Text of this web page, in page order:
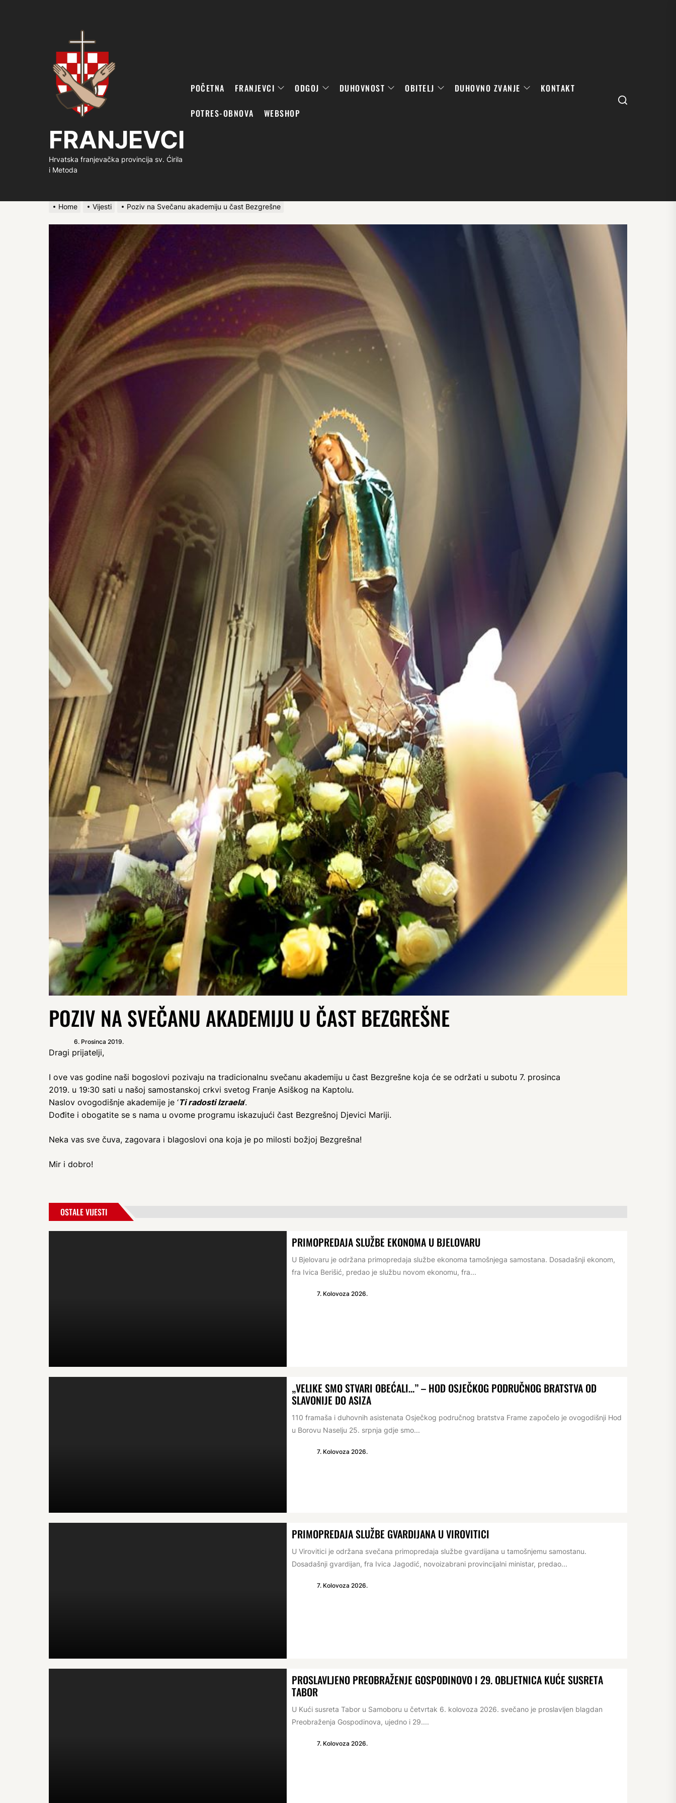
FRANJEVCI
Hrvatska franjevačka provincija sv. Ćirila
i Metoda
POČETNA FRANJEVCI ODGOJ DUHOVNOST OBITELJ DUHOVNO ZVANJE KONTAKT
POTRES-OBNOVA WEBSHOP
Search
Home Vijesti Poziv na Svečanu akademiju u čast Bezgrešne
POZIV NA SVEČANU AKADEMIJU U ČAST BEZGREŠNE
6. Prosinca 2019.
Dragi prijatelji,
I ove vas godine naši bogoslovi pozivaju na tradicionalnu svečanu akademiju u čast Bezgrešne koja će se održati u subotu 7. prosinca
2019. u 19:30 sati u našoj samostanskoj crkvi svetog Franje Asiškog na Kaptolu.
Naslov ovogodišnje akademije je ‘Ti radosti Izraela‘.
Dođite i obogatite se s nama u ovome programu iskazujući čast Bezgrešnoj Djevici Mariji.
Neka vas sve čuva, zagovara i blagoslovi ona koja je po milosti božjoj Bezgrešna!
Mir i dobro!
OSTALE VIJESTI
PRIMOPREDAJA SLUŽBE EKONOMA U BJELOVARU
U Bjelovaru je održana primopredaja službe ekonoma tamošnjega samostana. Dosadašnji ekonom,
fra Ivica Berišić, predao je službu novom ekonomu, fra...
7. Kolovoza 2026.
„VELIKE SMO STVARI OBEĆALI…” – HOD OSJEČKOG PODRUČNOG BRATSTVA OD
SLAVONIJE DO ASIZA
110 framaša i duhovnih asistenata Osječkog područnog bratstva Frame započelo je ovogodišnji Hod
u Borovu Naselju 25. srpnja gdje smo...
7. Kolovoza 2026.
PRIMOPREDAJA SLUŽBE GVARDIJANA U VIROVITICI
U Virovitici je održana svečana primopredaja službe gvardijana u tamošnjemu samostanu.
Dosadašnji gvardijan, fra Ivica Jagodić, novoizabrani provincijalni ministar, predao...
7. Kolovoza 2026.
PROSLAVLJENO PREOBRAŽENJE GOSPODINOVO I 29. OBLJETNICA KUĆE SUSRETA
TABOR
U Kući susreta Tabor u Samoboru u četvrtak 6. kolovoza 2026. svečano je proslavljen blagdan
Preobraženja Gospodinova, ujedno i 29....
7. Kolovoza 2026.